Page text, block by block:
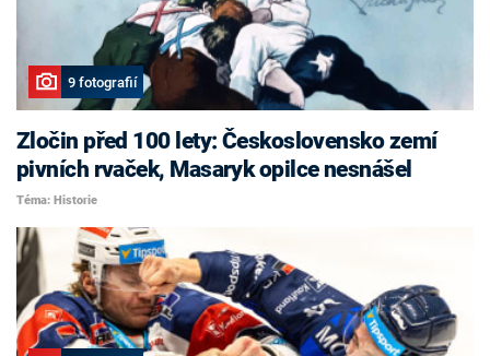
9 fotografií
Zločin před 100 lety: Československo zemí
pivních rvaček, Masaryk opilce nesnášel
Téma: Historie